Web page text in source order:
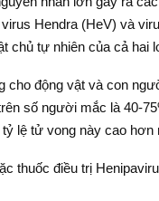
Hendra (HeV) và
chủ tự nhiên của cả hai
cho động vật và con
số người mắc là 40-
lệ tử vong này cao hơn
thuốc điều trị